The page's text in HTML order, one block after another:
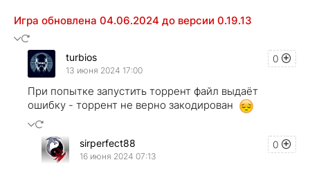
Игра обновлена 04.06.2024 до версии 0.19.13
0
turbios
13 июня 2024 17:00
При попытке запустить торрент файл выдаёт
ошибку - торрент не верно закодирован
0
sirperfect88
16 июня 2024 07:13